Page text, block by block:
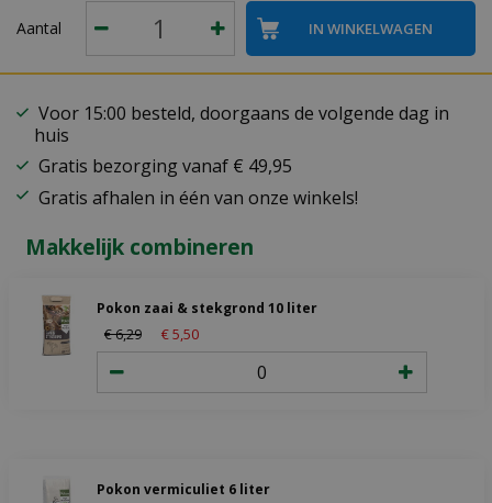
Aantal
Voor 15:00 besteld, doorgaans de volgende dag in
huis
Gratis bezorging vanaf € 49,95
Gratis afhalen in één van onze winkels!
Makkelijk combineren
Pokon zaai & stekgrond 10 liter
€6,29 €5 50
Pokon vermiculiet 6 liter